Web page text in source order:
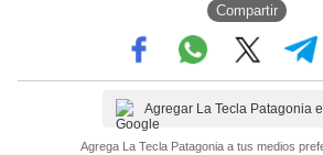
Compartir
Agregar La Tecla Patagonia
Agrega La Tecla Patagonia a tus medios